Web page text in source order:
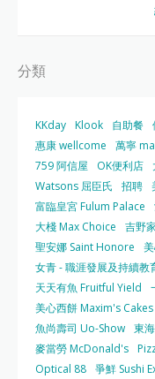
分類
KKday Klook 自助餐
惠康 wellcome
萬寧
759 阿信屋
OK便利店
Watsons 屈臣氏
招聘
富臨皇宮 Fulum Palace
大棧 Max Choice
吉野
聖安娜 Saint Honore
女青 - 職涯發展及持續教
天天有魚 Fruitful Yield
美心西餅 Maxim's Cakes
魚尚壽司 Uo-Show 東
麥當勞 McDonald's
Optical 88 爭鮮 Sushi